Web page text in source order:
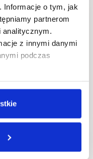
Informacje o tym, jak
partnerom
z innymi danymi
podczas
Szkoła
jakie kryje